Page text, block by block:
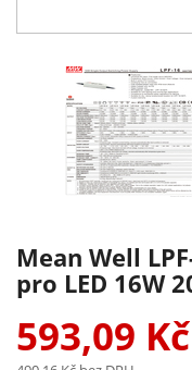
Mean Well
pro LED 16W
593,09 Kč